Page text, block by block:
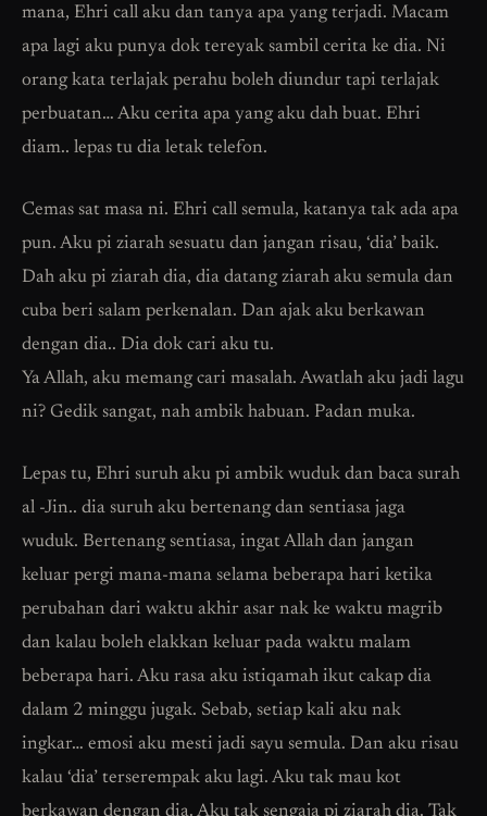
mana, Ehri call aku dan tanya apa yang terjadi. Macam
apa lagi aku punya dok tereyak sambil cerita ke dia. Ni
orang kata terlajak perahu boleh diundur tapi terlajak
perbuatan… Aku cerita apa yang aku dah buat. Ehri
diam.. lepas tu dia letak telefon.
Cemas sat masa ni. Ehri call semula, katanya tak ada apa
pun. Aku pi ziarah sesuatu dan jangan risau, ‘dia’ baik.
Dah aku pi ziarah dia, dia datang ziarah aku semula dan
cuba beri salam perkenalan. Dan ajak aku berkawan
dengan dia.. Dia dok cari aku tu.
Ya Allah, aku memang cari masalah. Awatlah aku jadi lagu
ni? Gedik sangat, nah ambik habuan. Padan muka.
Lepas tu, Ehri suruh aku pi ambik wuduk dan baca surah
al -Jin.. dia suruh aku bertenang dan sentiasa jaga
wuduk. Bertenang sentiasa, ingat Allah dan jangan
keluar pergi mana-mana selama beberapa hari ketika
perubahan dari waktu akhir asar nak ke waktu magrib
dan kalau boleh elakkan keluar pada waktu malam
beberapa hari. Aku rasa aku istiqamah ikut cakap dia
dalam 2 minggu jugak. Sebab, setiap kali aku nak
ingkar… emosi aku mesti jadi sayu semula. Dan aku risau
kalau ‘dia’ terserempak aku lagi. Aku tak mau kot
berkawan dengan dia. Aku tak sengaja pi ziarah dia. Tak